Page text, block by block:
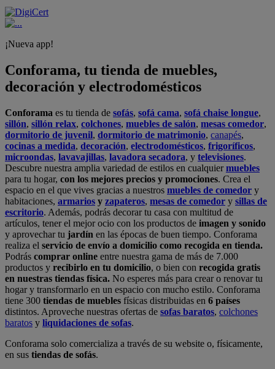
¡Nueva app!
Conforama, tu tienda de muebles,
decoración y electrodomésticos
Conforama es tu tienda de sofás, sofá cama, sofá chaise longue,
sillón, sillón relax, colchones, muebles de salón, mesas comedor,
dormitorio de juvenil, dormitorio de matrimonio, canapés,
cocinas a medida, decoración, electrodomésticos, frigoríficos,
microondas, lavavajillas, lavadora secadora, y televisiones.
Descubre nuestra amplia variedad de estilos en cualquiermuebles
para tu hogar, con los mejores precios y promociones. Crea el
espacio en el que vives gracias a nuestros muebles de comedor y
habitaciones, armarios y zapateros, mesas de comedor y sillas de
escritorio. Además, podrás decorar tu casa con multitud de
artículos, tener el mejor ocio con los productos de imagen y sonido
y aprovechar tu jardín en las épocas de buen tiempo. Conforama
realiza el servicio de envío a domicilio como recogida en tienda.
Podrás comprar online entre nuestra gama de más de 7.000
productos y recibirlo en tu domicilio, o bien con recogida gratis
en nuestras tiendas física. No esperes más para crear o renovar tu
hogar y transformarlo en un espacio con mucho estilo. Conforama
tiene 300 tiendas de muebles físicas distribuidas en 6 países
distintos. Aproveche nuestras ofertas de sofas baratos, colchones
baratos y liquidaciones de sofas.
Conforama solo comercializa a través de su website o, físicamente,
en sus tiendas de sofás.